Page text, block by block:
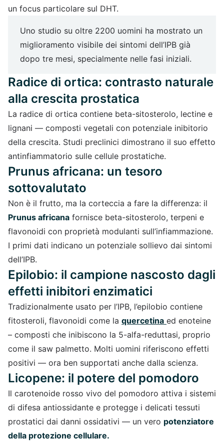
un focus particolare sul DHT.
Uno studio su oltre 2200 uomini ha mostrato un
miglioramento visibile dei sintomi dell’IPB già
dopo tre mesi, specialmente nelle fasi iniziali.
Radice di ortica: contrasto naturale
alla crescita prostatica
La radice di ortica contiene beta-sitosterolo, lectine e
lignani — composti vegetali con potenziale inibitorio
della crescita. Studi preclinici dimostrano il suo effetto
antinfiammatorio sulle cellule prostatiche.
Prunus africana: un tesoro
sottovalutato
Non è il frutto, ma la corteccia a fare la differenza: il
Prunus africana fornisce beta-sitosterolo, terpeni e
flavonoidi con proprietà modulanti sull’infiammazione.
I primi dati indicano un potenziale sollievo dai sintomi
dell’IPB.
Epilobio: il campione nascosto dagli
effetti inibitori enzimatici
Tradizionalmente usato per l’IPB, l’epilobio contiene
fitosteroli, flavonoidi come la quercetina ed enoteine
– composti che inibiscono la 5-alfa-reduttasi, proprio
come il saw palmetto. Molti uomini riferiscono effetti
positivi — ora ben supportati anche dalla scienza.
Licopene: il potere del pomodoro
Il carotenoide rosso vivo del pomodoro attiva i sistemi
di difesa antiossidante e protegge i delicati tessuti
prostatici dai danni ossidativi — un vero potenziatore
della protezione cellulare.